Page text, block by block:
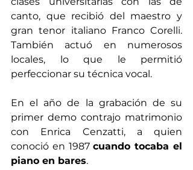
canto, que recibió del maestro y
gran tenor italiano Franco Corelli.
También actuó en numerosos
locales, lo que le permitió
perfeccionar su técnica vocal.
En el año de la grabación de su
primer demo contrajo matrimonio
con Enrica Cenzatti, a quien
conoció en 1987 cuando tocaba el
piano en bares.